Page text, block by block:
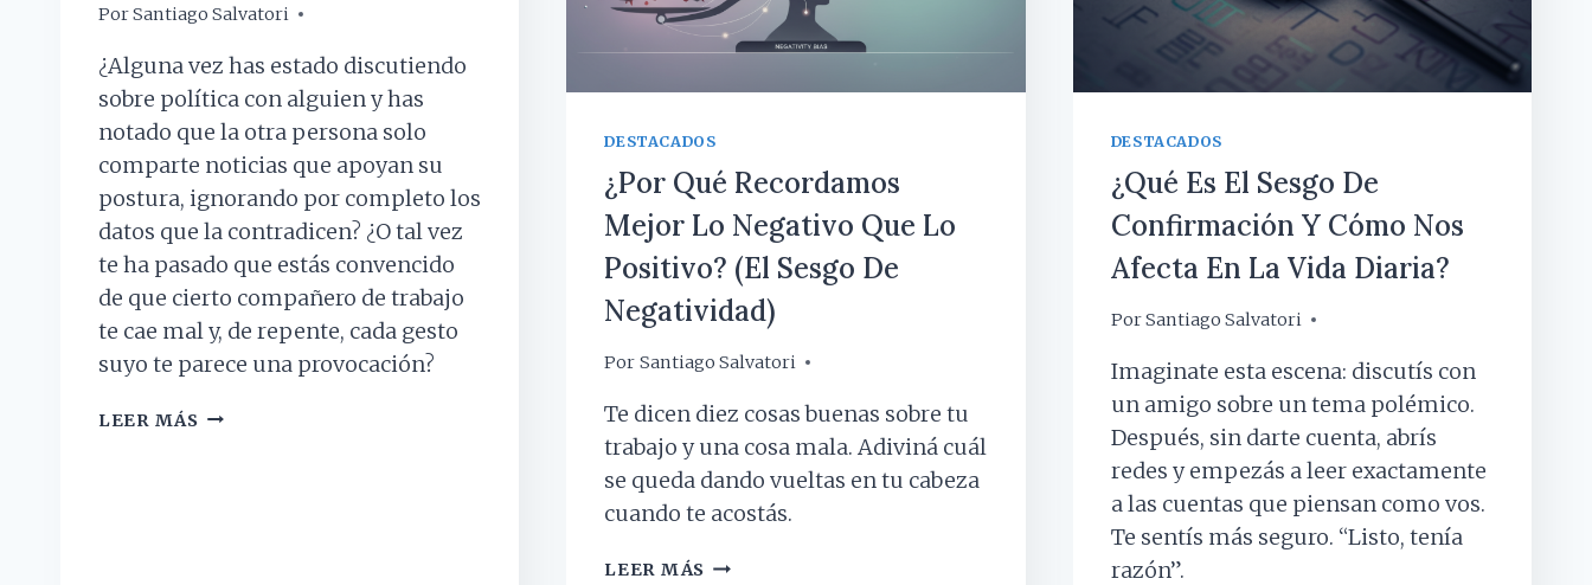
PorSantiago Salvatori
12 mayo, 2026
¿Alguna vez has estado discutiendo
sobre política con alguien y has
notado que la otra persona solo
comparte noticias que apoyan su
postura, ignorando por completo los
datos que la contradicen? ¿O tal vez
te ha pasado que estás convencido
de que cierto compañero de trabajo
te cae mal y, de repente, cada gesto
suyo te parece una provocación?
LEER MÁS SESGO
DESTACADOS
¿Por Qué Recordamos
Mejor Lo Negativo Que Lo
Positivo? (el Sesgo De
Negatividad)
Por Santiago Salvatori
13 abril, 2026
Te dicen diez cosas buenas sobre tu
trabajo y una cosa mala. Adiviná cuál
se queda dando vueltas en tu cabeza
cuando te acostás.
LEER MÁS ¿POR
DESTACADOS
¿Qué Es El Sesgo De
Confirmación Y Cómo Nos
Afecta En La Vida Diaria?
PorSantiago Salvatori
18 marzo, 2026
Imaginate esta escena: discutís con
un amigo sobre un tema polémico.
Después, sin darte cuenta, abrís
redes y empezás a leer exactamente
a las cuentas que piensan como vos.
Te sentís más seguro. “Listo, tenía
razón”.